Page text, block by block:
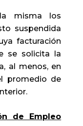
misma los
suspendida
facturación
se solicita la
al menos, en
promedio de
de Empleo